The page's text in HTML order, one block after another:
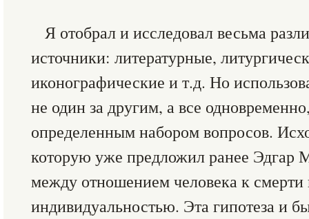
Я отобрал и исследовал весьма
источники: литературные,
иконографические и т.д. Но
не один за другим, а все
определенным набором вопросов.
которую уже предложил ранее Эдгар
между отношением человека к смерти
индивидуальностью. Эта гипотеза и